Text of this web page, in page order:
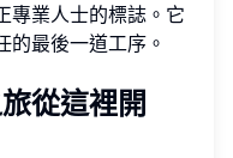
專業人士的標誌。它
的最後一道工序。
從這裡開